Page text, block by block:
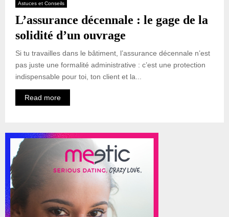
Astuces et Conseils
L’assurance décennale : le gage de la
solidité d’un ouvrage
Si tu travailles dans le bâtiment, l’assurance décennale n’est
pas juste une formalité administrative : c’est une protection
indispensable pour toi, ton client et la...
Read more